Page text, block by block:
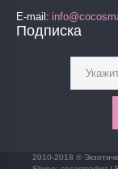
E-mail
Подписка
2010-2018 ©